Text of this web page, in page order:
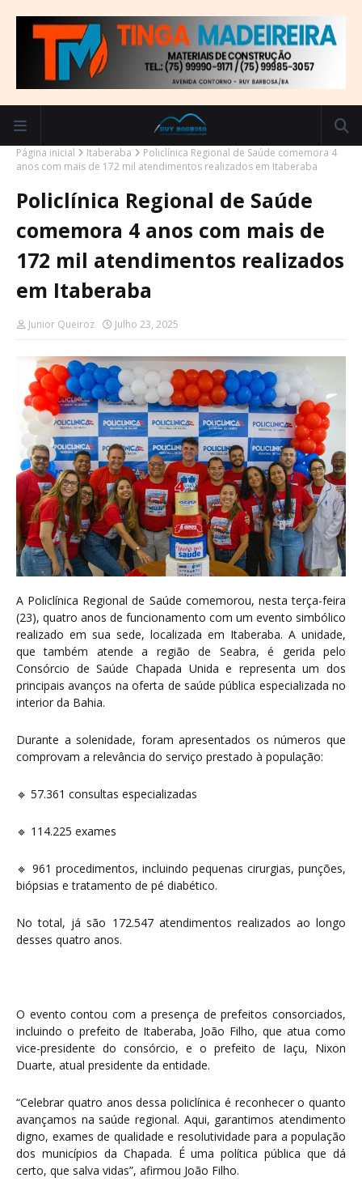
Página inicial Itaberaba
Policlínica Regional de Saúde comemora 4
anos com mais de 172 mil atendimentos realizados em Itaberaba
Policlínica Regional de Saúde
comemora 4 anos com mais de
172 mil atendimentos realizados
em Itaberaba
Junior Queiroz Julho 23, 2025
A Policlínica Regional de Saúde comemorou, nesta terça-feira
(23), quatro anos de funcionamento com um evento simbólico
realizado em sua sede, localizada em Itaberaba. A unidade,
que também atende a região de Seabra, é gerida pelo
Consórcio de Saúde Chapada Unida e representa um dos
principais avanços na oferta de saúde pública especializada no
interior da Bahia.
Durante a solenidade, foram apresentados os números que
comprovam a relevância do serviço prestado à população:
🔹 57.361 consultas especializadas
🔹 114.225 exames
🔹 961 procedimentos, incluindo pequenas cirurgias, punções,
biópsias e tratamento de pé diabético.
No total, já são 172.547 atendimentos realizados ao longo
desses quatro anos.
O evento contou com a presença de prefeitos consorciados,
incluindo o prefeito de Itaberaba, João Filho, que atua como
vice-presidente do consórcio, e o prefeito de Iaçu, Nixon
Duarte, atual presidente da entidade.
“Celebrar quatro anos dessa policlínica é reconhecer o quanto
avançamos na saúde regional. Aqui, garantimos atendimento
digno, exames de qualidade e resolutividade para a população
dos municípios da Chapada. É uma política pública que dá
certo, que salva vidas”, afirmou João Filho.